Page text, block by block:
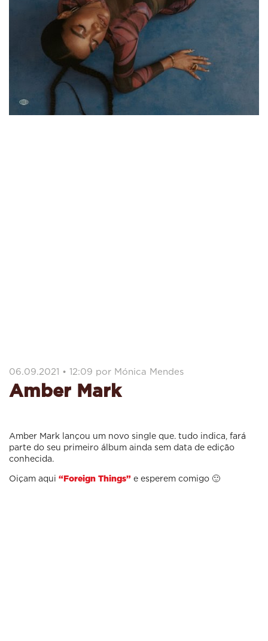
06.09.2021 • 12:09 por Mónica Mendes
Amber Mark
Amber Mark lançou um novo single que. tudo indica, fará
parte do seu primeiro álbum ainda sem data de edição
conhecida.
Oiçam aqui “Foreign Things” e esperem comigo 🙂